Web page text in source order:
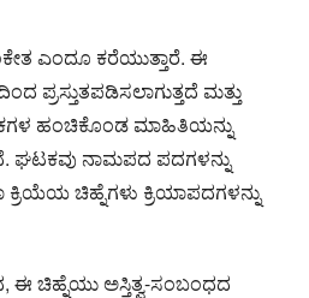
ಎಂದೂ ಕರೆಯುತ್ತಾರೆ. ಈ
ಪ್ರಸ್ತುತಪಡಿಸಲಾಗುತ್ತದೆ ಮತ್ತು
ಹಂಚಿಕೊಂಡ ಮಾಹಿತಿಯನ್ನು
ಘಟಕವು ನಾಮಪದ ಪದಗಳನ್ನು
ಚಿಹ್ನೆಗಳು ಕ್ರಿಯಾಪದಗಳನ್ನು
ಚಿಹ್ನೆಯು ಅಸ್ತಿತ್ವ-ಸಂಬಂಧದ